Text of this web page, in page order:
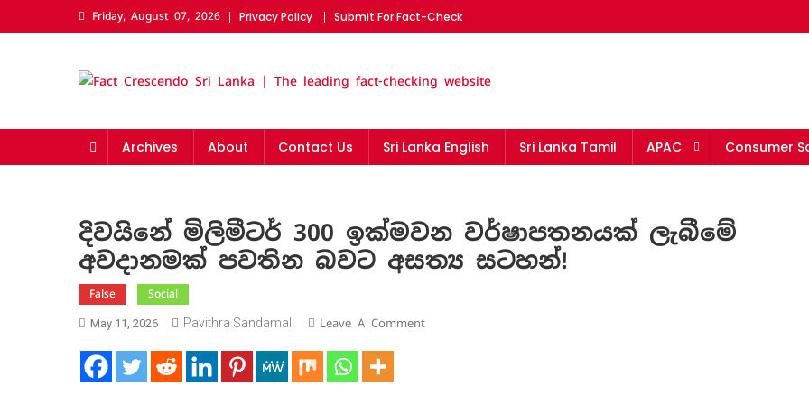
to
Friday, August 07, 2026 Privacy Policy Submit For Fact-Check
Archives About Contact Us Sri Lanka English Sri Lanka Tamil APAC Consumer
දිවයිනේ මිලිමීටර් 300 ඉක්මවන වර්ෂාපතනයක් ලැබීමේ
අවදානමක් පවතින බවට අසත්‍ය සටහන්!
False Social
May 11, 2026 Pavithra Sandamali Leave A CommentOn